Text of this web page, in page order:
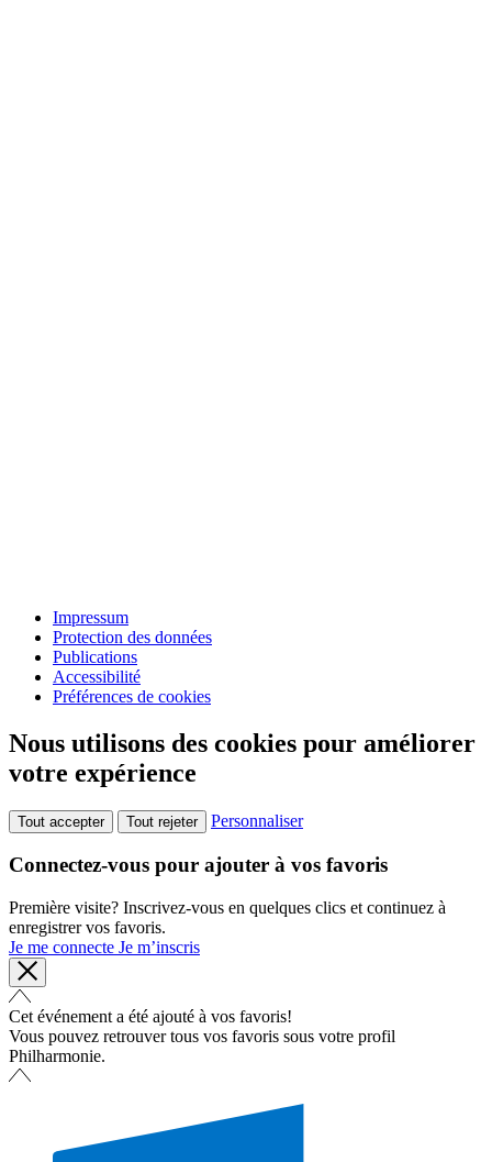
Impressum
Protection des données
Publications
Accessibilité
Préférences de cookies
Nous utilisons des cookies pour améliorer
votre expérience
Tout accepter Tout rejeter Personnaliser
Connectez-vous pour ajouter à vos favoris
Première visite? Inscrivez-vous en quelques clics et continuez à
enregistrer vos favoris.
Je me connecte Je m’inscris
Cet événement a été ajouté à vos favoris!
Vous pouvez retrouver tous vos favoris sous votre profil
Philharmonie.